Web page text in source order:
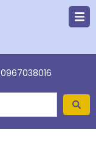
0967038016